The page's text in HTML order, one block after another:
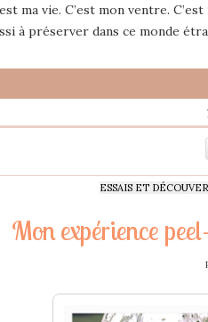
ma vie. C’est mon ventre.
à préserver dans ce monde
ESSAIS ET
Mon expérience